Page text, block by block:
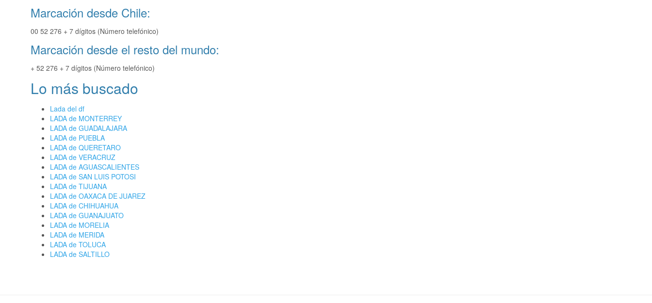
Marcación desde Chile:
00 52 276 + 7 dígitos (Número telefónico)
Marcación desde el resto del mundo:
+ 52 276 + 7 dígitos (Número telefónico)
Lo más buscado
Lada del df
LADA de MONTERREY
LADA de GUADALAJARA
LADA de PUEBLA
LADA de QUERETARO
LADA de VERACRUZ
LADA de AGUASCALIENTES
LADA de SAN LUIS POTOSI
LADA de TIJUANA
LADA de OAXACA DE JUAREZ
LADA de CHIHUAHUA
LADA de GUANAJUATO
LADA de MORELIA
LADA de MERIDA
LADA de TOLUCA
LADA de SALTILLO